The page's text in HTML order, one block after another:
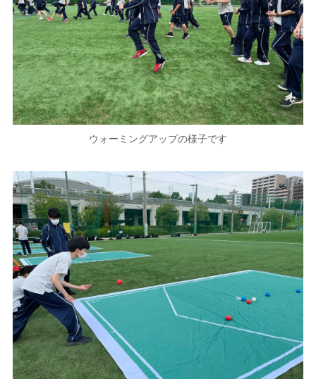
ウォーミングアップの様子です